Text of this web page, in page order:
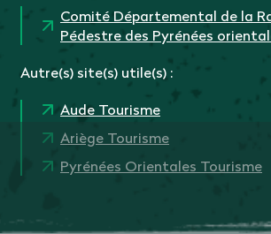
Comité Départemental de la
Pédestre des Pyrénées
Autre(s) site(s) utile(s) :
Aude Tourisme
Ariège Tourisme
Pyrénées Orientales Tourisme